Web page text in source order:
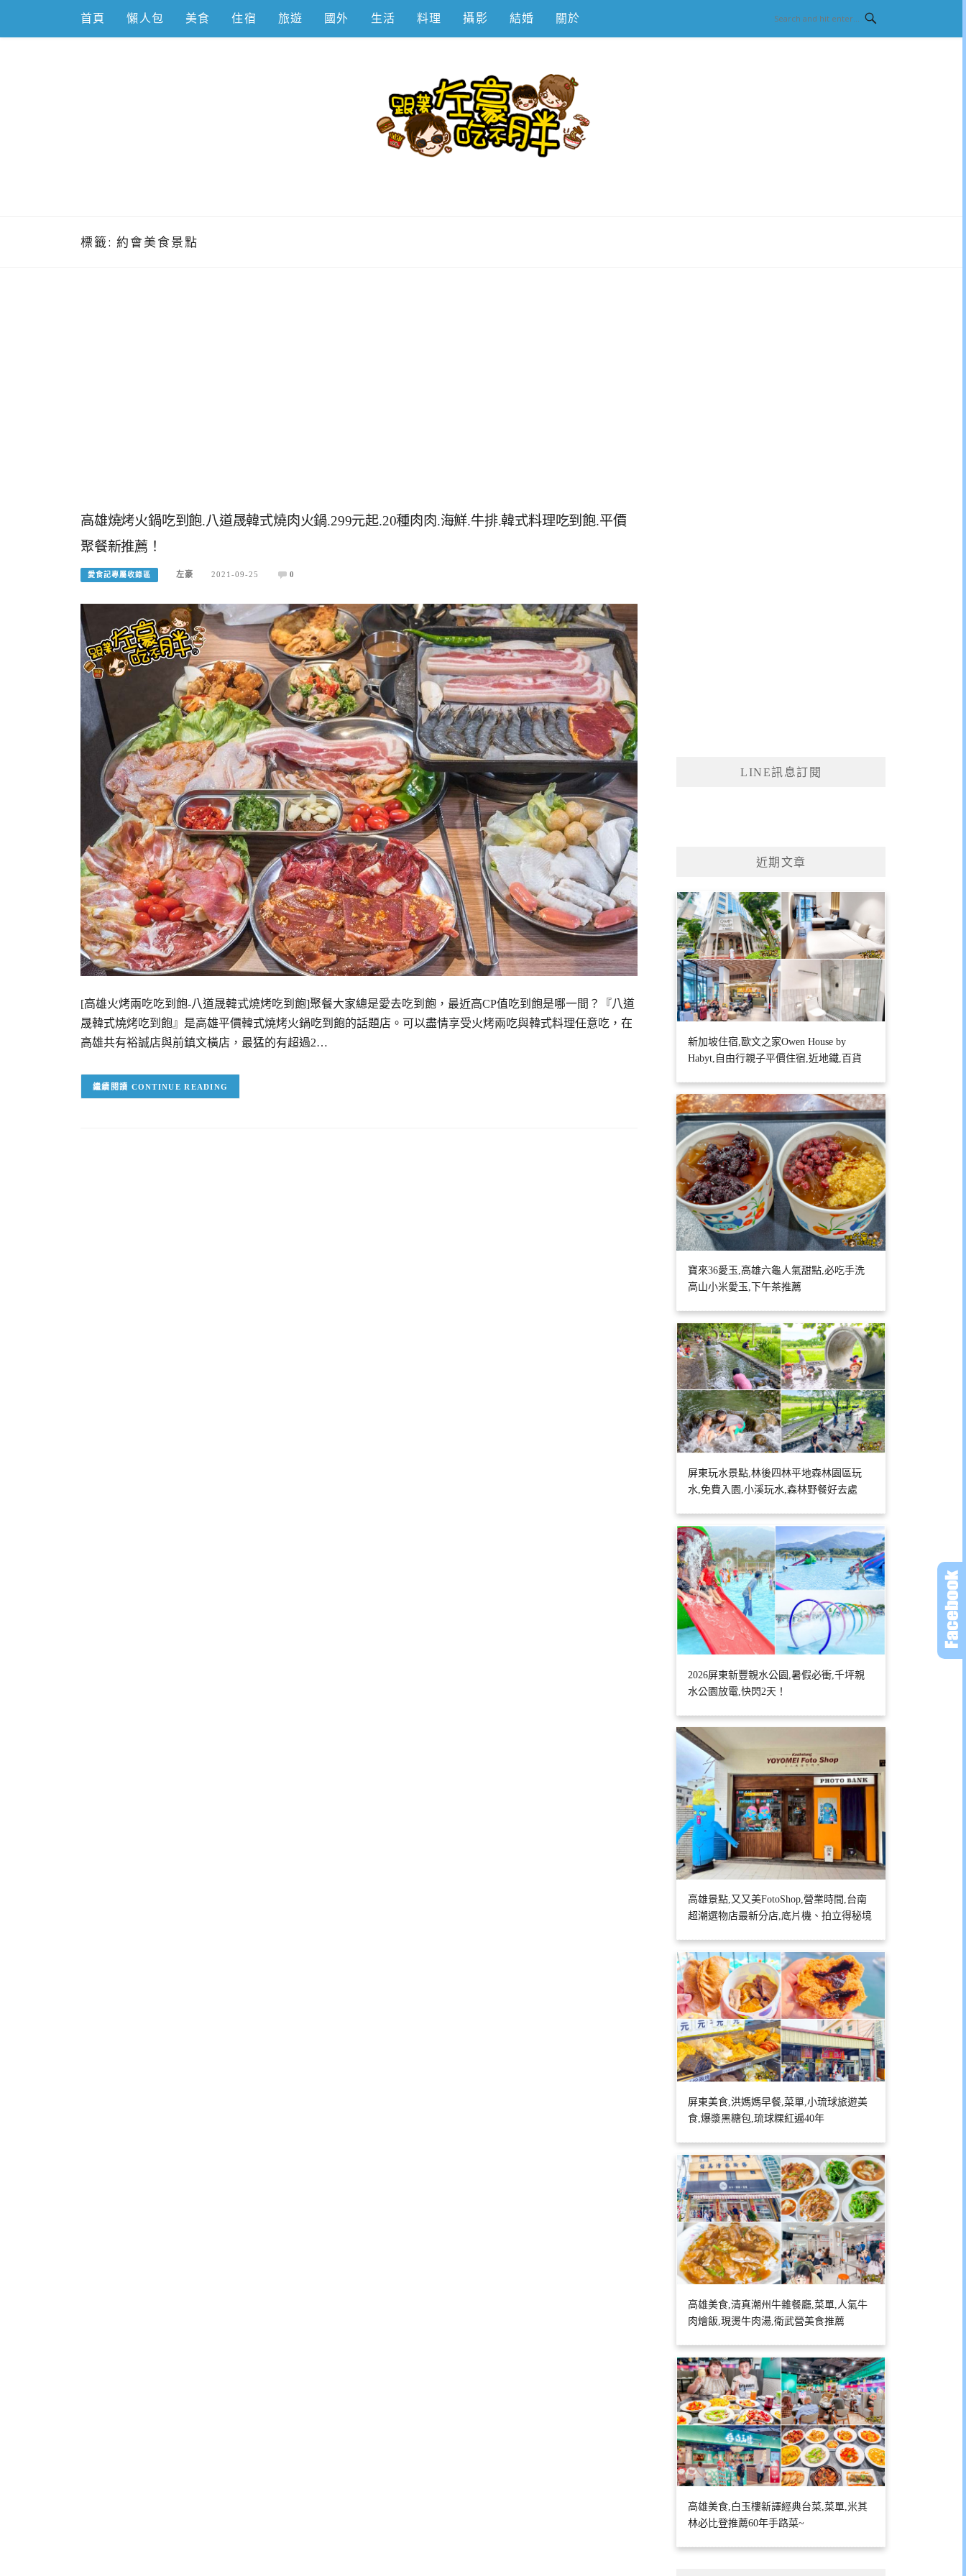
content
首頁 懶人包 美食 住宿 旅遊 國外 生活 料理 攝影 結婚 關於
標籤: 約會美食景點
高雄燒烤火鍋吃到飽.八道晟韓式燒肉火鍋.299元起.20種肉肉.海鮮.牛排.韓式料理吃到飽.平價
聚餐新推薦！
愛食記專屬收錄區 左豪 2021-09-25 0
[高雄火烤兩吃吃到飽-八道晟韓式燒烤吃到飽]聚餐大家總是愛去吃到飽，最近高CP值吃到飽是哪一間？『八道
晟韓式燒烤吃到飽』是高雄平價韓式燒烤火鍋吃到飽的話題店。可以盡情享受火烤兩吃與韓式料理任意吃，在
高雄共有裕誠店與前鎮文橫店，最猛的有超過2…
CONTINUE READING
LINE訊息訂閱
近期文章
新加坡住宿,歐文之家Owen House by
Habyt,自由行親子平價住宿,近地鐵,百貨
寶來36愛玉,高雄六龜人氣甜點,必吃手洗
高山小米愛玉,下午茶推薦
屏東玩水景點,林後四林平地森林園區玩
水,免費入園,小溪玩水,森林野餐好去處
2026屏東新豐親水公園,暑假必衝,千坪親
水公園放電,快閃2天！
高雄景點,又又美FotoShop,營業時間,台南
超潮選物店最新分店,底片機、拍立得秘境
屏東美食,洪媽媽早餐,菜單,小琉球旅遊美
食,爆漿黑糖包,琉球粿紅遍40年
高雄美食,清真潮州牛雜餐廳,菜單,人氣牛
肉燴飯,現燙牛肉湯,衛武營美食推薦
高雄美食,白玉樓新譯經典台菜,菜單,米其
林必比登推薦60年手路菜~